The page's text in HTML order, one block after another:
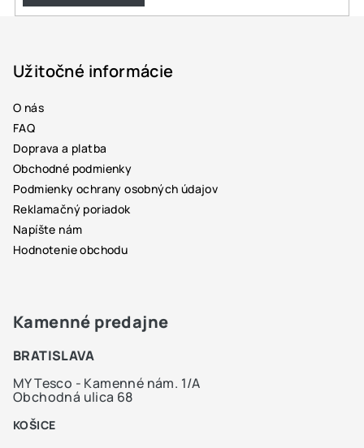
Užitočné informácie
O nás
FAQ
Doprava a platba
Obchodné podmienky
Podmienky ochrany osobných údajov
Reklamačný poriadok
Napíšte nám
Hodnotenie obchodu
Kamenné predajne
BRATISLAVA
MY Tesco - Kamenné nám. 1/A
Obchodná ulica 68
KOŠICE